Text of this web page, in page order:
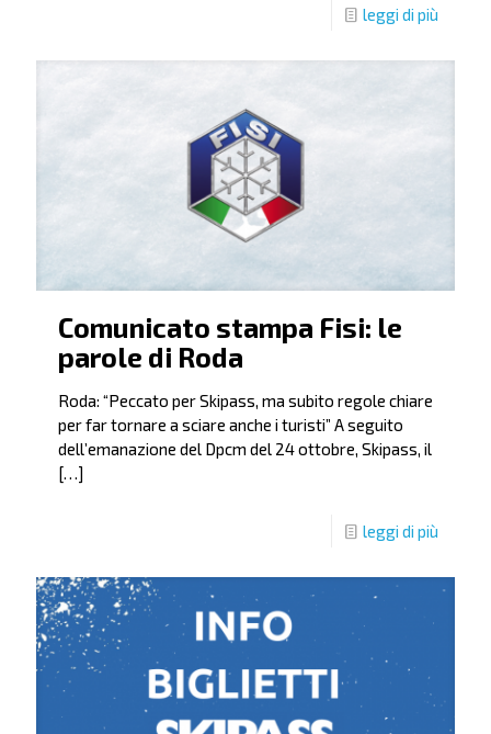
leggi di più
Comunicato stampa Fisi: le
parole di Roda
Roda: “Peccato per Skipass, ma subito regole chiare
per far tornare a sciare anche i turisti” A seguito
dell’emanazione del Dpcm del 24 ottobre, Skipass, il
[…]
leggi di più